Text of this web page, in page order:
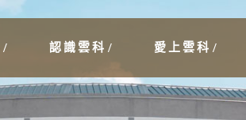
認識雲科 愛上雲科